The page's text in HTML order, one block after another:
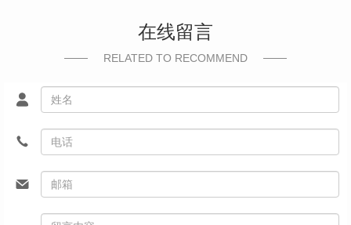
在线留言
RELATED TO RECOMMEND